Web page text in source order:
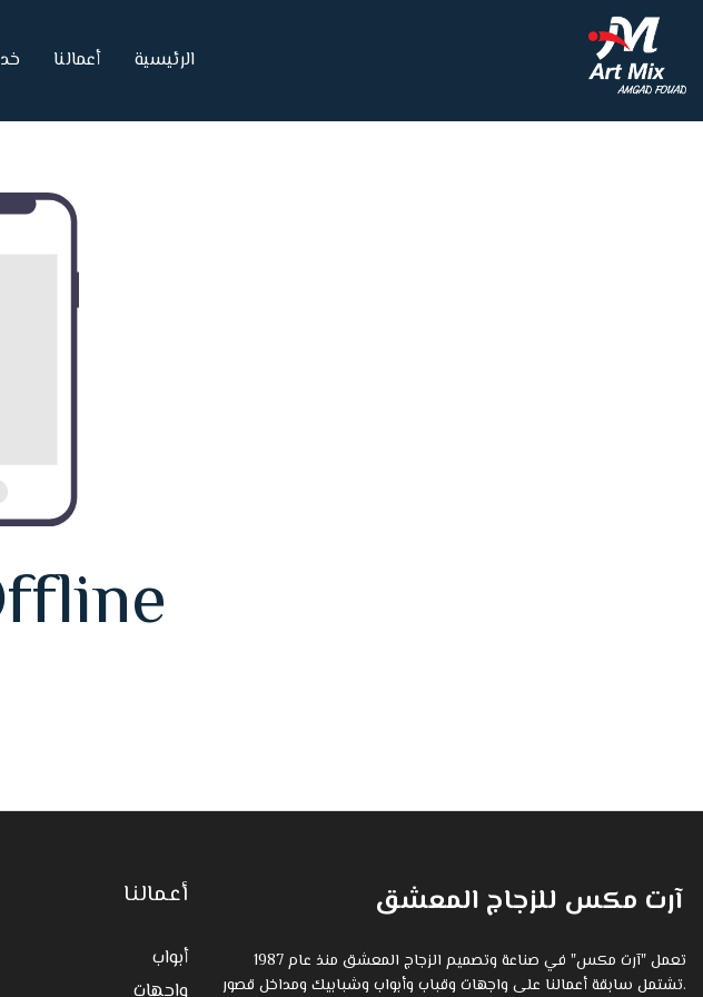
الرئيسية أعمالنا
آرت مكس للزجاج المعشق
تعمل "آرت مكس" في صناعة وتصميم الزجاج المعشق منذ عام 1987
.تشتمل سابقة أعمالنا على واجهات وقباب وأبواب وشبابيك ومداخل قصور
أعمالنا
أبواب